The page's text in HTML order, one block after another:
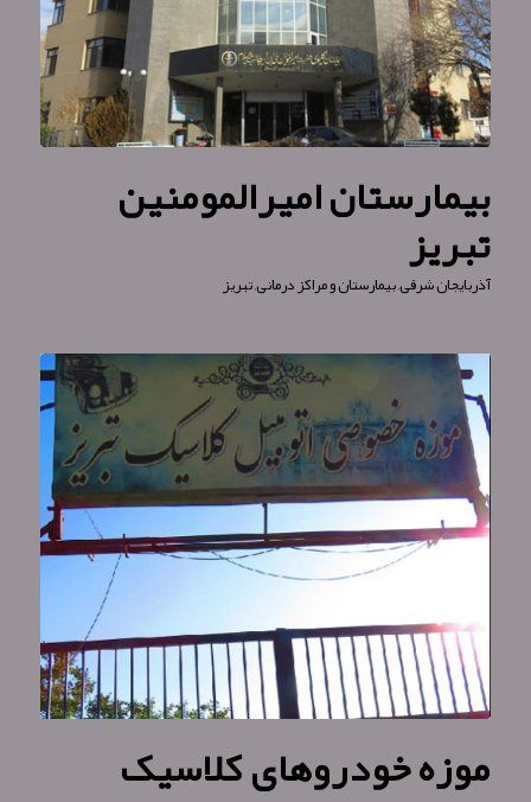
بیمارستان امیرالمومنین
تبریز
آذربایجان شرقی,بیمارستان و مراکز درمانی,تبریز
موزه خودروهای کلاسیک